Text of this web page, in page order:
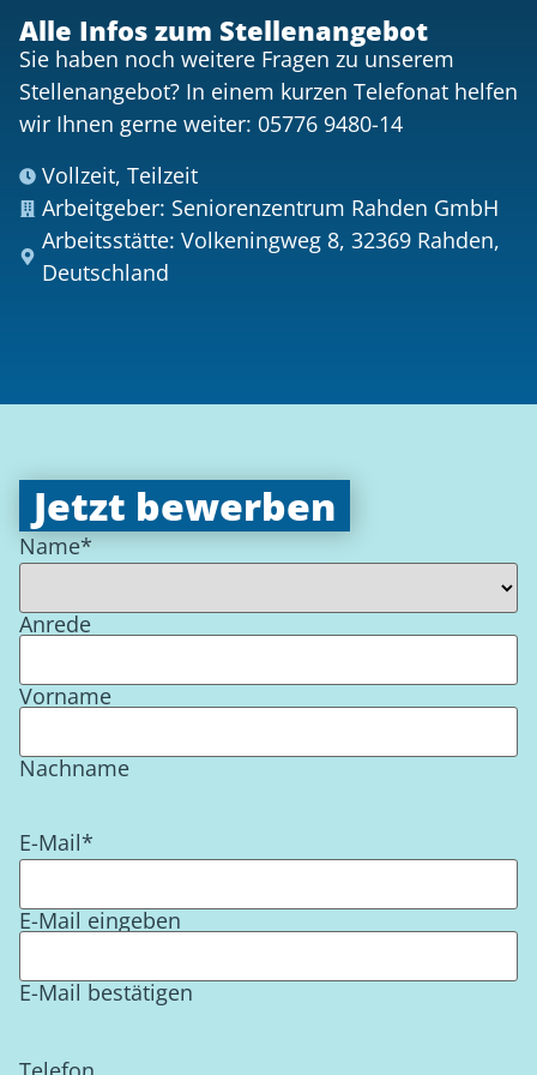
Alle Infos zum Stellenangebot
Sie haben noch weitere Fragen zu unserem
Stellenangebot? In einem kurzen Telefonat helfen
wir Ihnen gerne weiter: 05776 9480-14
Vollzeit, Teilzeit
Arbeitgeber: Seniorenzentrum Rahden GmbH
Arbeitsstätte: Volkeningweg 8, 32369 Rahden,
Deutschland
Jetzt bewerben
Name*
Anrede
Vorname
Nachname
E-Mail*
E-Mail eingeben
E-Mail bestätigen